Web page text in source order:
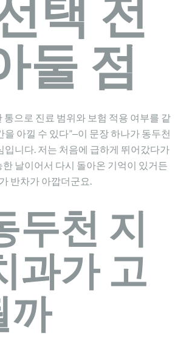
택 전
둘 점
통으로 진료 범위와 보험 적용 여부를 같
을 아낄 수 있다”‒이 문장 하나가 동두천
입니다. 저는 처음에 급하게 뛰어갔다가
날이어서 다시 돌아온 기억이 있거든
반차가 아깝더군요.
두천 지
과가 고
까